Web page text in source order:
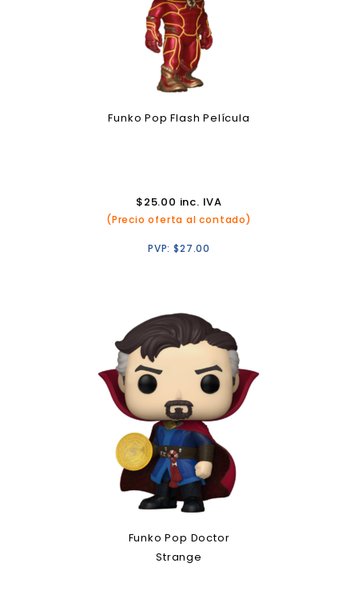
Funko Pop Flash Película
$25.00 inc. IVA
(Precio oferta al contado)
PVP:$27.00
Funko Pop Doctor
Strange